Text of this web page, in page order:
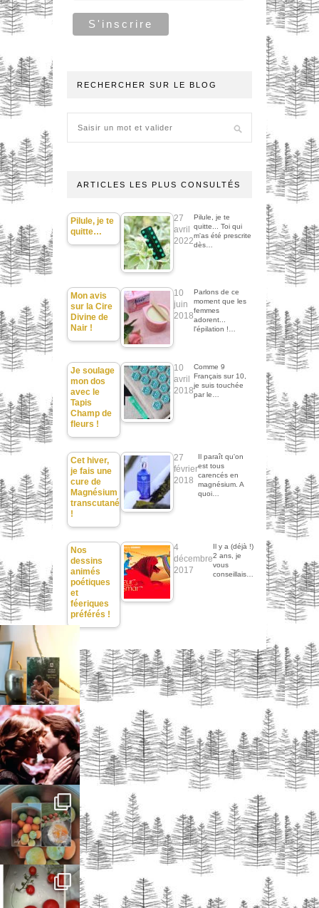
RECHERCHER SUR LE BLOG
ARTICLES LES PLUS CONSULTÉS
Pilule, je te
quitte…
27
avril
2022
Pilule, je te
quitte... Toi qui
m'as été prescrite
dès…
Mon avis
sur la Cire
Divine de
Nair !
10
juin
2018
Parlons de ce
moment que les
femmes
adorent...
l'épilation !…
Je soulage
mon dos
avec le
Tapis
Champ de
fleurs !
10
avril
2018
Comme 9
Français sur 10,
je suis touchée
par le…
Cet hiver,
je fais une
cure de
Magnésium
transcutané
!
27
février
2018
Il paraît qu'on
est tous
carencés en
magnésium. A
quoi…
Nos
dessins
animés
poétiques
et
féeriques
préférés !
4
décembre
2017
Il y a (déjà !)
2 ans, je
vous
conseillais…